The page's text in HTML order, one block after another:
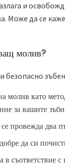
и
Може да се
молив?
безопасно
молив като
за вашите зъби.
провежда два
да си
в